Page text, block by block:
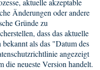
aktuelle akzeptable
Änderungen oder andere
Gründe zu
dass das aktuelle
als das "Datum des
angezeigt
die neueste Version handelt.